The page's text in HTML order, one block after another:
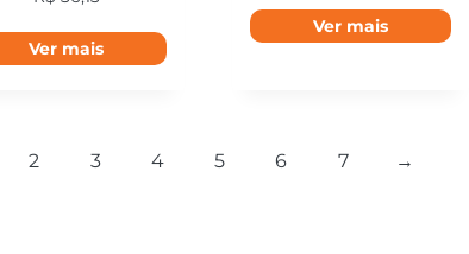
Ver mais
Ver mais
2 3 4 5 6 7 →